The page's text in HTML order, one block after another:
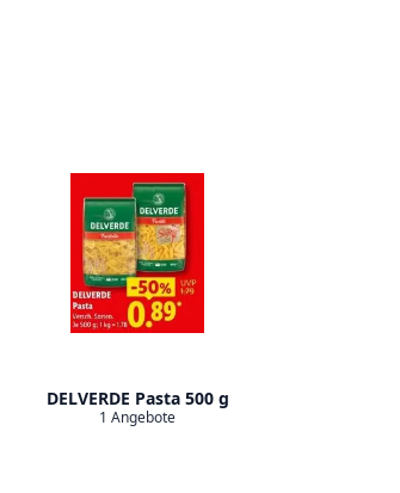
DELVERDE Pasta 500 g
1 Angebote